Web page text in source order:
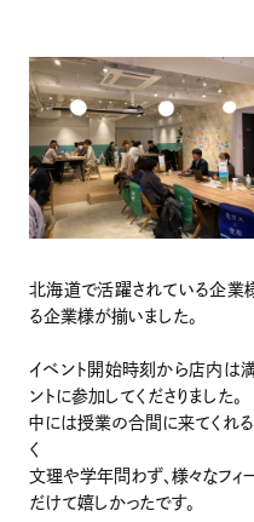
北海道で活躍されている企業
る企業様が揃いました。
イベント開始時刻から店内は
ントに参加してくださりました。
中には授業の合間に来てくれ
く
文理や学年問わず、様々なフ
だけて嬉しかったです。